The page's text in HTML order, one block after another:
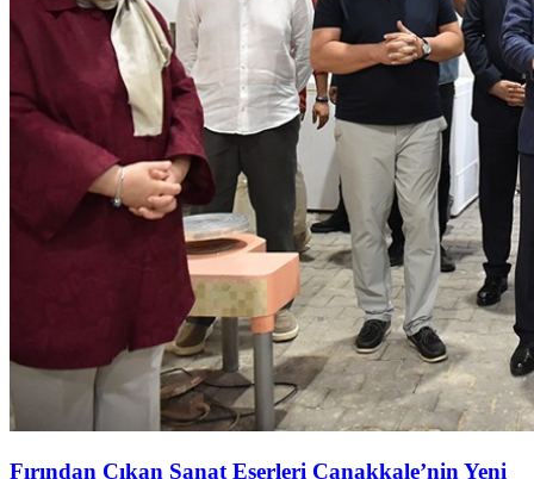
Fırından Çıkan Sanat Eserleri Çanakkale’nin Yeni